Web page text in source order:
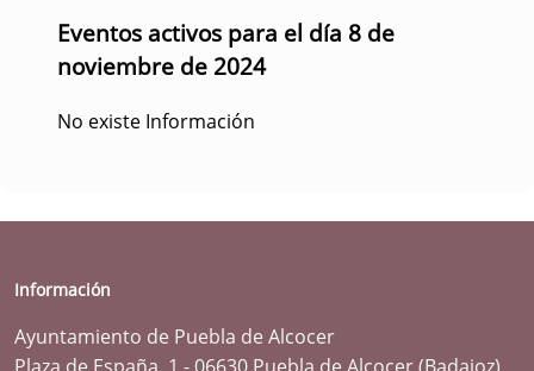
Eventos activos para el día 8 de
noviembre de 2024
No existe Información
Información
Ayuntamiento de Puebla de Alcocer